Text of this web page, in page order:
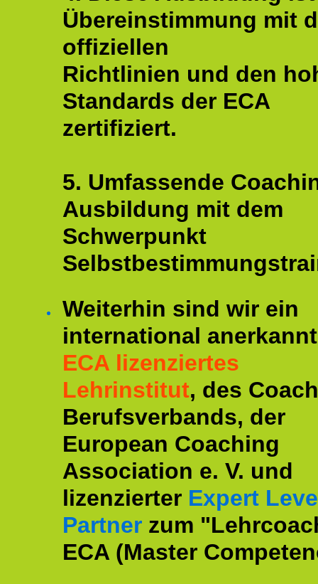
Übereinstimmung mit
offiziellen
Richtlinien und den
Standards der ECA
zertifiziert.
5. Umfassende
Ausbildung mit dem
Schwerpunkt
Weiterhin sind wir ein
international
ECA lizenziertes
Lehrinstitut, des
Berufsverbands, der
European Coaching
Association e. V. und
lizenzierter Expert
Partner zum
ECA (Master